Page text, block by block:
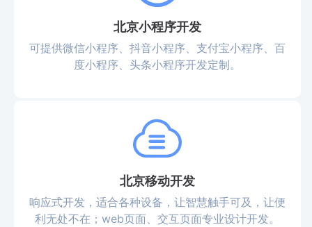
北京小程序开发
可提供微信小程序、抖音小程序、支付宝小程序、百
度小程序、头条小程序开发定制。
北京移动开发
响应式开发，适合各种设备，让智慧触手可及，让便
利无处不在；web页面、交互页面专业设计开发。